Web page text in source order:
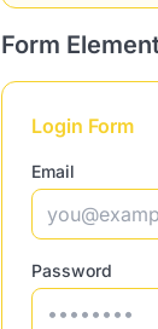
Form
Login Form
Email
Password